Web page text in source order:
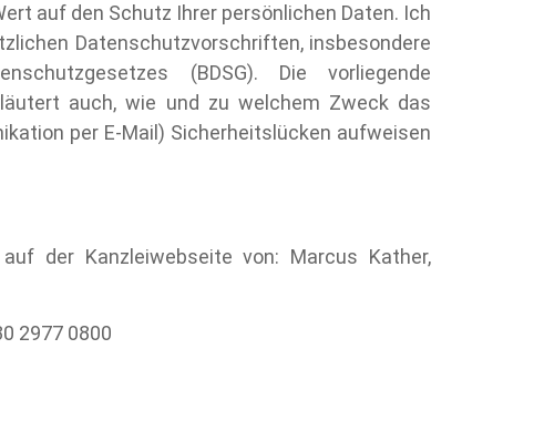
auf den Schutz Ihrer persönlichen Daten. Ich
Datenschutzvorschriften, insbesondere
(BDSG). Die vorliegende
auch, wie und zu welchem Zweck das
per E-Mail) Sicherheitslücken aufweisen
der Kanzleiwebseite von: Marcus Kather,
2977 0800